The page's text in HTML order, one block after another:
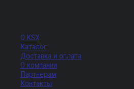
О KSX
Каталог
Доставка и оплата
О компании
Партнерам
Контакты